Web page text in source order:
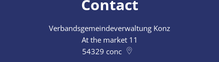
Contact
Verbandsgemeindeverwaltung Konz
At the market 11
54329 conc